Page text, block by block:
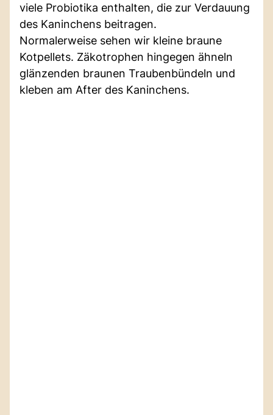
viele Probiotika enthalten, die zur Verdauung
des Kaninchens beitragen.
Normalerweise sehen wir kleine braune
Kotpellets. Zäkotrophen hingegen ähneln
glänzenden braunen Traubenbündeln und
kleben am After des Kaninchens.